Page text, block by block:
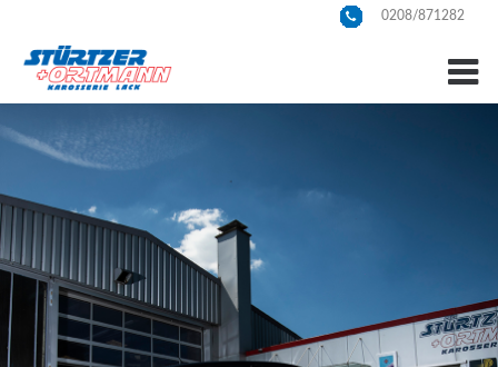
0208/871282